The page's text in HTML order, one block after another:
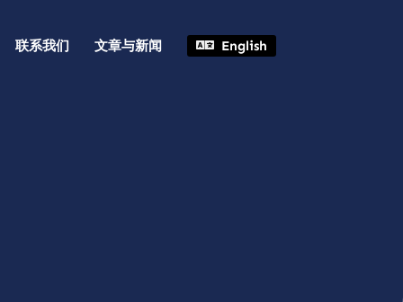
联系我们 文章与新闻 English